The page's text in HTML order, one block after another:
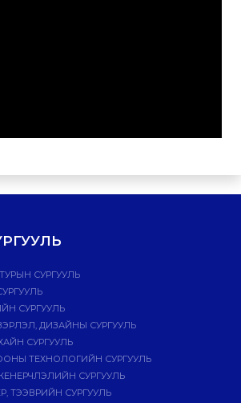
СУРГУУЛЬ
СУРГУУЛЬ
ДИЗАЙНЫ СУРГУУЛЬ
СУРГУУЛЬ
ТЕХНОЛОГИЙН СУРГУУЛЬ
СУРГУУЛЬ
ТЭЭВРИЙН СУРГУУЛЬ